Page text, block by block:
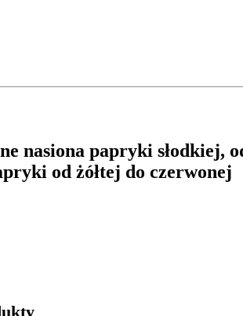
nasiona papryki słodkiej,
od żółtej do czerwonej